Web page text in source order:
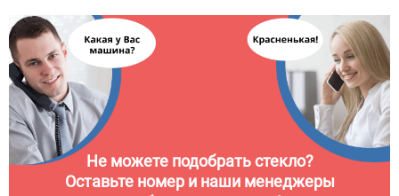
Не можете подобрать стекло?
Оставьте номер и наши менеджеры